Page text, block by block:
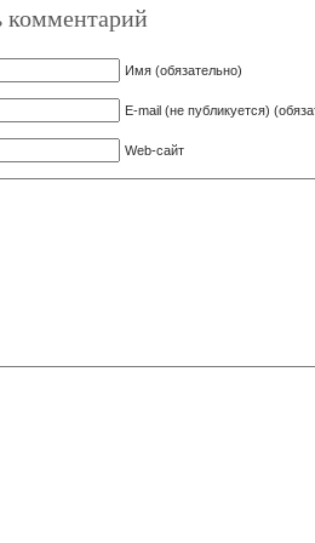
комментарий
Имя (обязательно)
E-mail (не публикуется)
Web-сайт